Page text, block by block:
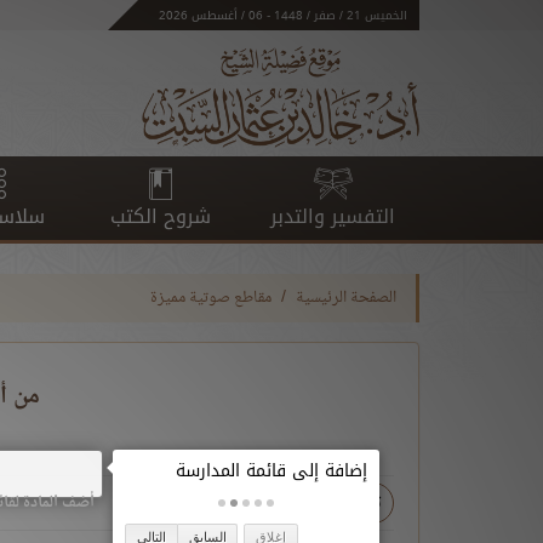
الخميس 21 / صفر / 1448 - 06 / أغسطس 2026
التفسير والتدبر شروح الكتب
الصفحة الرئيسية مقاطع صوتية مميزة
من
تحميل أضف المادة
إغلاق السابق التالي